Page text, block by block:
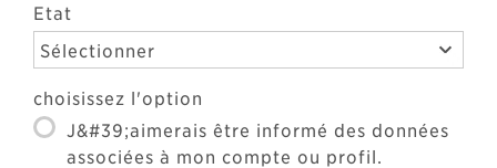
Etat
Sélectionner
choisissez l'option
J&#39;aimerais être informé des données
associées à mon compte ou profil.